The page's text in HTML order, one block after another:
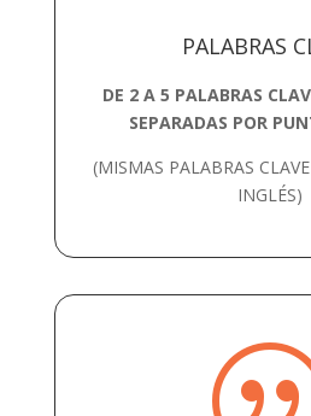
PALABRAS
DE 2 A 5 PALABRAS
SEPARADAS POR
(MISMAS PALABRAS
INGLÉS)